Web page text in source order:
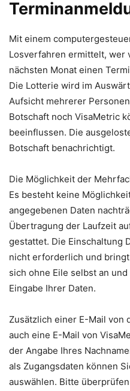
Mit einem
Losverfahren ermittelt, wer
nächsten Monat einen
Die Lotterie wird im
Aufsicht mehrerer
Botschaft noch VisaMetric
beeinflussen. Die
Botschaft benachrichtigt.
Die Möglichkeit der
Es besteht keine
angegebenen Daten
Übertragung der Laufzeit
gestattet. Die Einschaltung
nicht erforderlich und
sich ohne Eile selbst an
Eingabe Ihrer Daten.
Zusätzlich einer E-Mail von
auch eine E-Mail von
der Angabe Ihres
als Zugangsdaten können
auswählen. Bitte